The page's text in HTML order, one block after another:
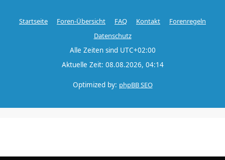
Startseite Foren-Übersicht FAQ Kontakt
Forenregeln
Datenschutz
Alle Zeiten sind UTC+02:00
Aktuelle Zeit: 08.08.2026, 04:14
Optimized by: phpBB SEO